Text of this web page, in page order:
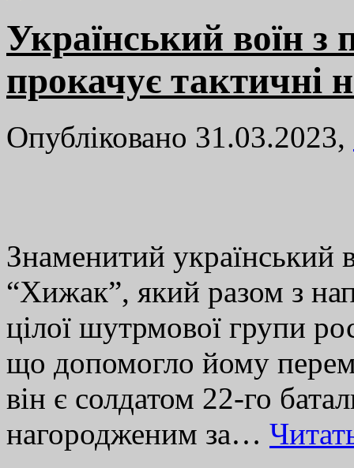
Український воїн
прокачує тактичні
Опубліковано 31.03.2023,
Знаменитий український
“Хижак”, який разом з
цілої шутрмової групи
що допомогло йому
він є солдатом 22-го
нагородженим за…